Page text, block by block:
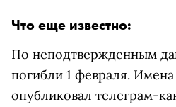
Что еще известно:
По неподтвержденным
погибли 1 февраля.
опубликовал телеграм-